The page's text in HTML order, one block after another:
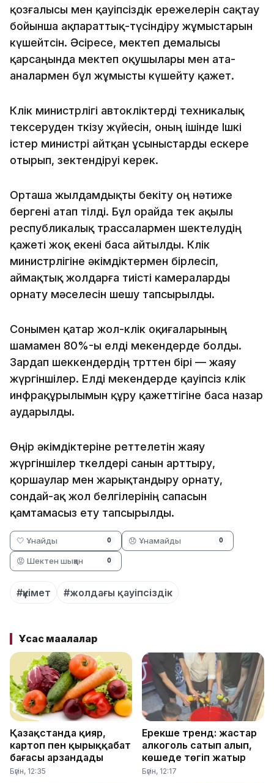
қозғалысы мен қауіпсіздік ережелерін сақтау
бойынша ақпараттық-түсіндіру жұмыстарын
күшейтсін. Әсіресе, мектеп демалысы
қарсаңында мектеп оқушылары мен ата-
аналармен бұл жұмысты күшейту қажет.
Көлік министрлігі автокөліктерді техникалық
тексеруден өткізу жүйесін, оның ішінде Ішкі
істер министрі айтқан ұсыныстарды ескере
отырып, өзектендіруі керек.
Орташа жылдамдықты бекіту оң нәтиже
бергені атап өтілді. Бұл орайда тек ақылы
республикалық трассалармен шектелудің
қажеті жоқ екені баса айтылды. Көлік
министрлігіне әкімдіктермен бірлесіп,
аймақтық жолдарға тиісті камераларды
орнату мәселесін шешу тапсырылды.
Сонымен қатар жол-көлік оқиғаларының
шамамен 80%-ы елді мекендерде болды.
Зардап шеккендердің төрттен бірі — жаяу
жүргіншілер. Елді мекендерде қауіпсіз көлік
инфрақұрылымын құру қажеттігіне баса назар
аударылды.
Өңір әкімдіктеріне реттелетін жаяу
жүргіншілер өткелдері санын арттыру,
қоршаулар мен жарықтандыру орнату,
сондай-ақ жол белгілерінің сапасын
қамтамасыз ету тапсырылды.
🤍 Ұнайды 0 😞 Ұнамайды 0
😡 Шектен шыққан 0
#үкімет #жолдағы қауіпсіздік
Ұқсас мақалалар
Қазақстанда қияр,
картоп пен қырыққабат
бағасы арзандады
Бүгін, 12:35
Ерекше тренд: жастар
алкоголь сатып алып,
көшеде төгіп жатыр
Бүгін, 12:17